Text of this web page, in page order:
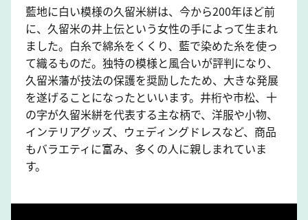
藍地に白い模様の久留米絣は、今から200年ほど前
に、久留米の井上伝という女性の手によって生まれ
ました。白糸で綿糸をくくり、藍で染めた糸を使っ
て織るものだ。独特の模様と風合いが評判になり、
久留米藩が技法の保護を奨励したため、大きな発展
を遂げることになったといいます。井桁や市松、十
の字が久留米絣を代表する主な柄で、洋服や小物、
インテリアグッズ、ウェディングドレスなど、商品
もバラエティに富み、多くの人に親しまれていま
す。